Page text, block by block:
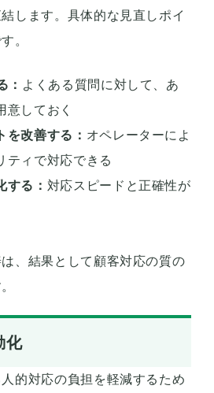
します。具体的な見直しポイ
。
： よくある質問に対して、あ
意しておく
を改善する： オペレーターによ
ティで対応できる
する： 対応スピードと正確性が
、結果として顧客対応の質の
化
的対応の負担を軽減するため